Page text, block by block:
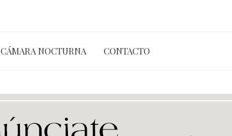
CÁMARA NOCTURNA CONTACTO